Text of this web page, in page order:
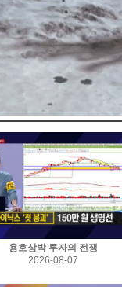
용호상박 투자의 전쟁
2026-08-07